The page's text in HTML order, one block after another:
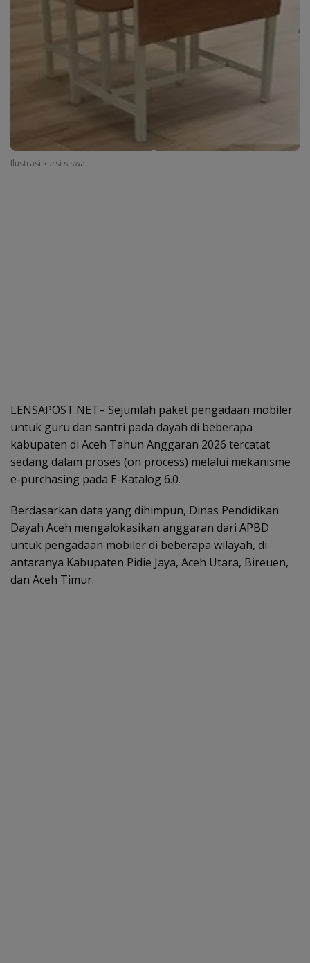
Ilustrasi kursi siswa
LENSAPOST.NET– Sejumlah paket pengadaan mobiler
untuk guru dan santri pada dayah di beberapa
kabupaten di Aceh Tahun Anggaran 2026 tercatat
sedang dalam proses (on process) melalui mekanisme
e-purchasing pada E-Katalog 6.0.
Berdasarkan data yang dihimpun, Dinas Pendidikan
Dayah Aceh mengalokasikan anggaran dari APBD
untuk pengadaan mobiler di beberapa wilayah, di
antaranya Kabupaten Pidie Jaya, Aceh Utara, Bireuen,
dan Aceh Timur.